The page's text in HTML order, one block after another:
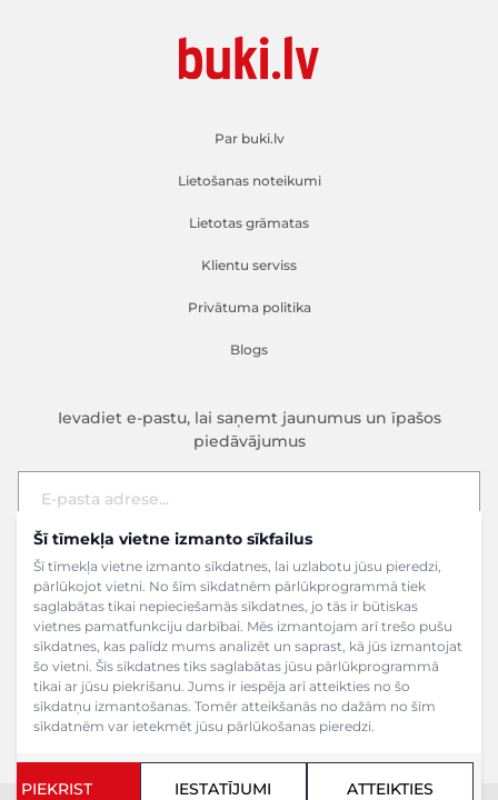
Šī tīmekļa vietne izmanto sīkfailus
Šī tīmekļa vietne izmanto sīkdatnes, lai uzlabotu jūsu pieredzi,
pārlūkojot vietni. No šīm sīkdatnēm pārlūkprogrammā tiek
saglabātas tikai nepieciešamās sīkdatnes, jo tās ir būtiskas
vietnes pamatfunkciju darbībai. Mēs izmantojam arī trešo pušu
sīkdatnes, kas palīdz mums analizēt un saprast, kā jūs izmantojat
šo vietni. Šīs sīkdatnes tiks saglabātas jūsu pārlūkprogrammā
tikai ar jūsu piekrišanu. Jums ir iespēja arī atteikties no šo
sīkdatņu izmantošanas. Tomēr atteikšanās no dažām no šīm
sīkdatnēm var ietekmēt jūsu pārlūkošanas pieredzi.
PIEKRIST IESTATĪJUMI ATTEIKTIES
Par buki.lv
Lietošanas noteikumi
Lietotas grāmatas
Klientu serviss
Privātuma politika
Blogs
Ievadiet e-pastu, lai saņemt jaunumus un īpašos
piedāvājumus
E-pasta adrese
Pieteikties